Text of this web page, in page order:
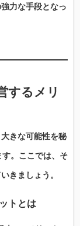
力な手段となっ
する メリ
きな可能性を秘
。ここでは、そ
きましょう。
ト とは